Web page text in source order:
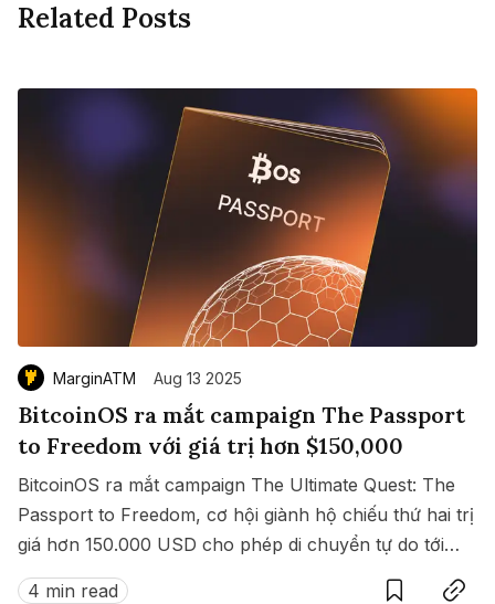
Related Posts
MarginATM Aug 13 2025
BitcoinOS ra mắt campaign The Passport
to Freedom với giá trị hơn $150,000
BitcoinOS ra mắt campaign The Ultimate Quest: The
Passport to Freedom, cơ hội giành hộ chiếu thứ hai trị
giá hơn 150.000 USD cho phép di chuyển tự do tới
hàng loạt quốc gia không cần visa.
4 min read
SaveCopy link